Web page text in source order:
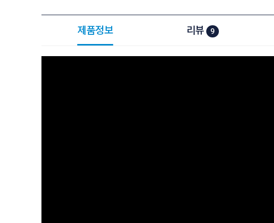
제품정보 리뷰 9